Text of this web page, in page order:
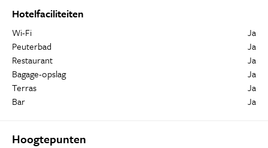
Hotelfaciliteiten
Wi-Fi
Ja
Peuterbad
Ja
Restaurant
Ja
Bagage-opslag
Ja
Terras
Ja
Bar
Ja
Hoogtepunten